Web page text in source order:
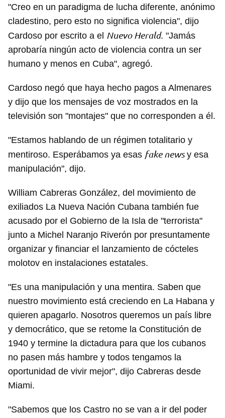
Guardar como favorito
iniciar sesión con tu cuenta de 14ymedio.
"Creo en un paradigma de lucha diferente, anónimo
cladestino, pero esto no significa violencia", dijo
Cardoso por escrito a el Nuevo Herald. "Jamás
aprobaría ningún acto de violencia contra un ser
humano y menos en Cuba", agregó.
Cardoso negó que haya hecho pagos a Almenares
y dijo que los mensajes de voz mostrados en la
televisión son "montajes" que no corresponden a él.
"Estamos hablando de un régimen totalitario y
mentiroso. Esperábamos ya esas fake newsy esa
manipulación", dijo.
William Cabreras González, del movimiento de
exiliados La Nueva Nación Cubana también fue
acusado por el Gobierno de la Isla de "terrorista"
junto a Michel Naranjo Riverón por presuntamente
organizar y financiar el lanzamiento de cócteles
molotov en instalaciones estatales.
"Es una manipulación y una mentira. Saben que
nuestro movimiento está creciendo en La Habana y
quieren apagarlo. Nosotros queremos un país libre
y democrático, que se retome la Constitución de
1940 y termine la dictadura para que los cubanos
no pasen más hambre y todos tengamos la
oportunidad de vivir mejor", dijo Cabreras desde
Miami.
"Sabemos que los Castro no se van a ir del poder